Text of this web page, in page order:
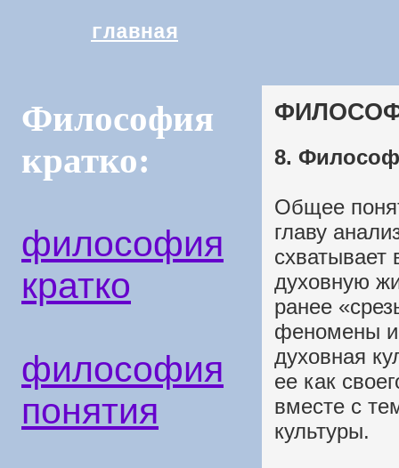
главная
Философия
кратко:
философия
кратко
философия
понятия
8.
Общее
главу
духовную
ранее
феномены
духовная
ее как
вместе с
культуры.